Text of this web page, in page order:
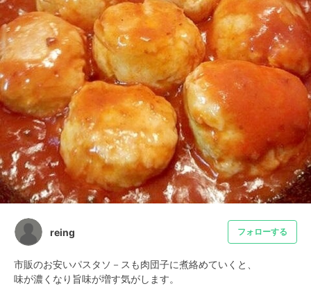
reing フォローする
市販のお安いパスタソ－スも肉団子に煮絡めていくと、
味が濃くなり旨味が増す気がします。